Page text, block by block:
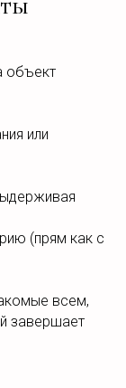
объект
или
(прям как с
всем,
завершает